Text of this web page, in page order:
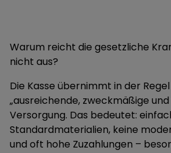
Warum reicht die gesetzliche
nicht aus?
Die Kasse übernimmt in der
„ausreichende, zweckmäßige
Versorgung. Das bedeutet:
Standardmaterialien, keine
und oft hohe Zuzahlungen –